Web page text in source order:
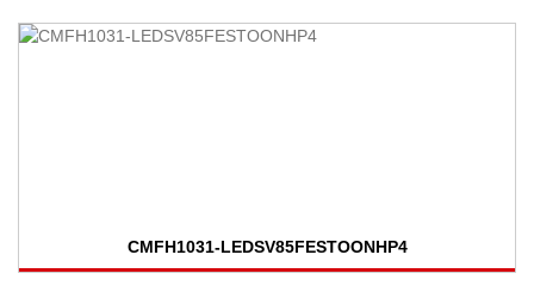
CMFH1031-LEDSV85FESTOONHP4